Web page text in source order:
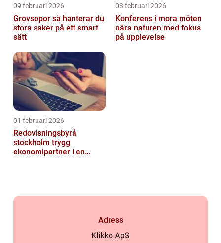
09 februari 2026
Grovsopor så hanterar du
stora saker på ett smart
sätt
03 februari 2026
Konferens i mora möten
nära naturen med fokus
på upplevelse
01 februari 2026
Redovisningsbyrå
stockholm trygg
ekonomipartner i en
Adress